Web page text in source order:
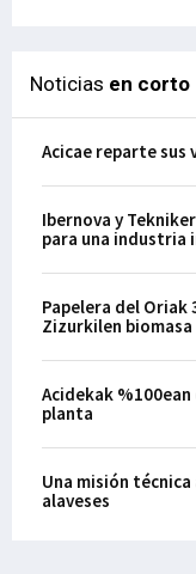
Noticias en corto
Acicae reparte sus
Ibernova y
para una
Papelera del
Zizurkilen
Acidekak
planta
Una misión
alaveses